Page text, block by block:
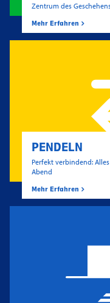
Zentrum des
Mehr Erfahren
PENDELN
Perfekt verbindend:
Abend
Mehr Erfahren